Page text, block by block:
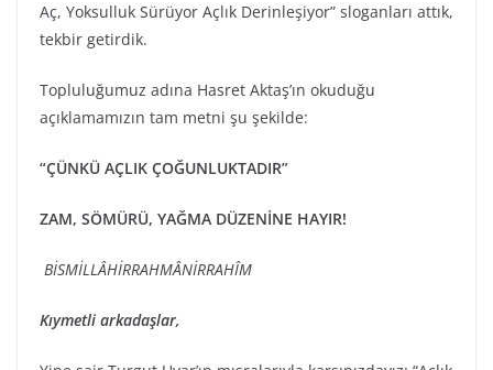
Aç, Yoksulluk Sürüyor Açlık Derinleşiyor” sloganları attık,
tekbir getirdik.
Topluluğumuz adına Hasret Aktaş’ın okuduğu
açıklamamızın tam metni şu şekilde:
“ÇÜNKÜ AÇLIK ÇOĞUNLUKTADIR”
ZAM, SÖMÜRÜ, YAĞMA DÜZENİNE HAYIR!
BİSMİLLÂHİRRAHMÂNİRRAHÎM
Kıymetli arkadaşlar,